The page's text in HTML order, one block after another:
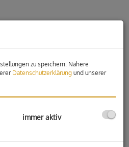
großzügige und vielseitig
ca.958 m² Nutzfläche in guter
zu speichern. Nähere
Datenschutzerklärung und unserer
immer aktiv